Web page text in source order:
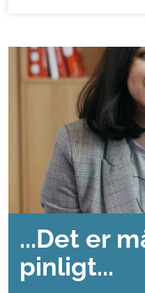
...Det er
pinligt...
Reyhan har ved en fejl
som gav hende en
heldigvis lært, hvad hun